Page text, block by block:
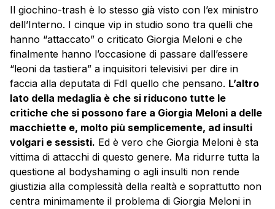
Il giochino-trash è lo stesso già visto con l’ex ministro
dell’Interno. I cinque vip in studio sono tra quelli che
hanno “attaccato” o criticato Giorgia Meloni e che
finalmente hanno l’occasione di passare dall’essere
“leoni da tastiera” a inquisitori televisivi per dire in
faccia alla deputata di FdI quello che pensano. L’altro
lato della medaglia è che si riducono tutte le
critiche che si possono fare a Giorgia Meloni a delle
macchiette e, molto più semplicemente, ad insulti
volgari e sessisti. Ed è vero che Giorgia Meloni è sta
vittima di attacchi di questo genere. Ma ridurre tutta la
questione al bodyshaming o agli insulti non rende
giustizia alla complessità della realtà e soprattutto non
centra minimamente il problema di Giorgia Meloni in